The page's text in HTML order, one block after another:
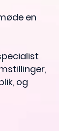
en
og